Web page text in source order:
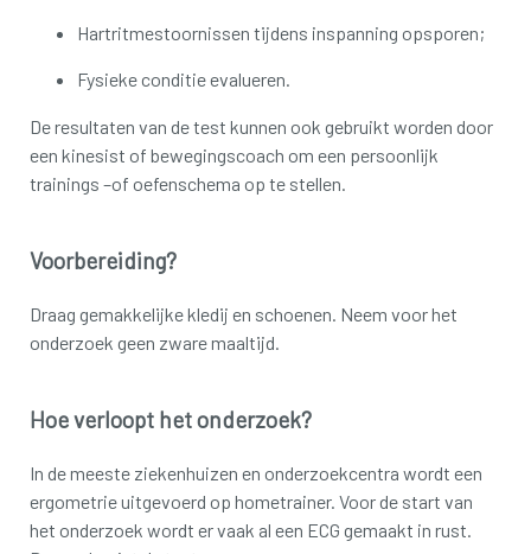
Hartritmestoornissen tijdens inspanning opsporen;
Fysieke conditie evalueren.
De resultaten van de test kunnen ook gebruikt worden door
een kinesist of bewegingscoach om een persoonlijk
trainings –of oefenschema op te stellen.
Voorbereiding?
Draag gemakkelijke kledij en schoenen. Neem voor het
onderzoek geen zware maaltijd.
Hoe verloopt het onderzoek?
In de meeste ziekenhuizen en onderzoekcentra wordt een
ergometrie uitgevoerd op hometrainer. Voor de start van
het onderzoek wordt er vaak al een ECG gemaakt in rust.